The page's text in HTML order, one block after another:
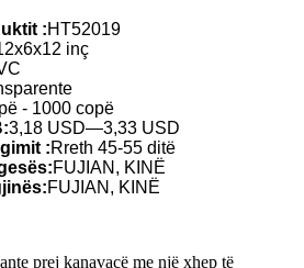
:HT52019
inç
- 1000 copë
3,18 USD—3,33 USD
:Rreth 45-55 ditë
FUJIAN, KINË
FUJIAN, KINË